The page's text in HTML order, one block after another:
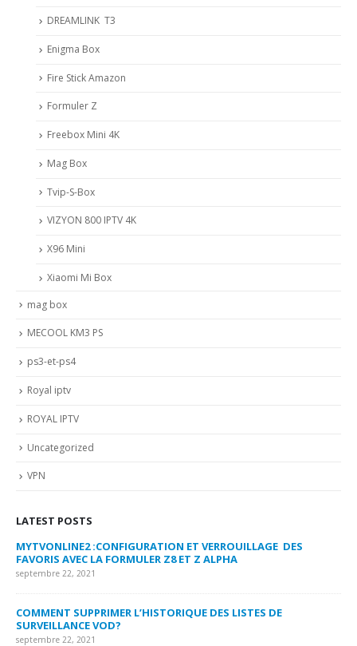
DREAMLINK T3
Enigma Box
Fire Stick Amazon
Formuler Z
Freebox Mini 4K
Mag Box
Tvip-S-Box
VIZYON 800 IPTV 4K
X96 Mini
Xiaomi Mi Box
mag box
MECOOL KM3 PS
ps3-et-ps4
Royal iptv
ROYAL IPTV
Uncategorized
VPN
LATEST POSTS
MYTVONLINE2 :CONFIGURATION ET VERROUILLAGE DES
FAVORIS AVEC LA FORMULER Z8 ET Z ALPHA
septembre 22, 2021
COMMENT SUPPRIMER L’HISTORIQUE DES LISTES DE
SURVEILLANCE VOD?
septembre 22, 2021